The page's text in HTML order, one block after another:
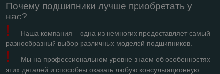
Почему подшипники лучше приобретать у
нас?
!
Наша компания – одна из немногих предоставляет самый
разнообразный выбор различных моделей подшипников.
!
Мы на профессиональном уровне знаем об особенностях
этих деталей и способны оказать любую консультационную